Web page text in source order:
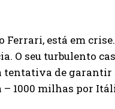
Ferrari, está em
O seu turbulento
tentativa de garantir
1000 milhas por